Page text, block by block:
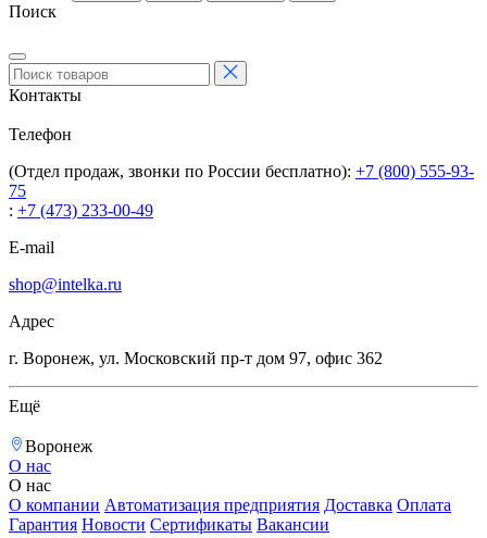
Поиск
Контакты
Телефон
(Отдел продаж, звонки по России бесплатно): +7 (800) 555-93-
75
: +7 (473) 233-00-49
E-mail
shop@intelka.ru
Адрес
г. Воронеж, ул. Московский пр-т дом 97, офис 362
Ещё
Воронеж
О нас
О нас
О компании Автоматизация предприятия Доставка Оплата
Гарантия Новости Сертификаты Вакансии